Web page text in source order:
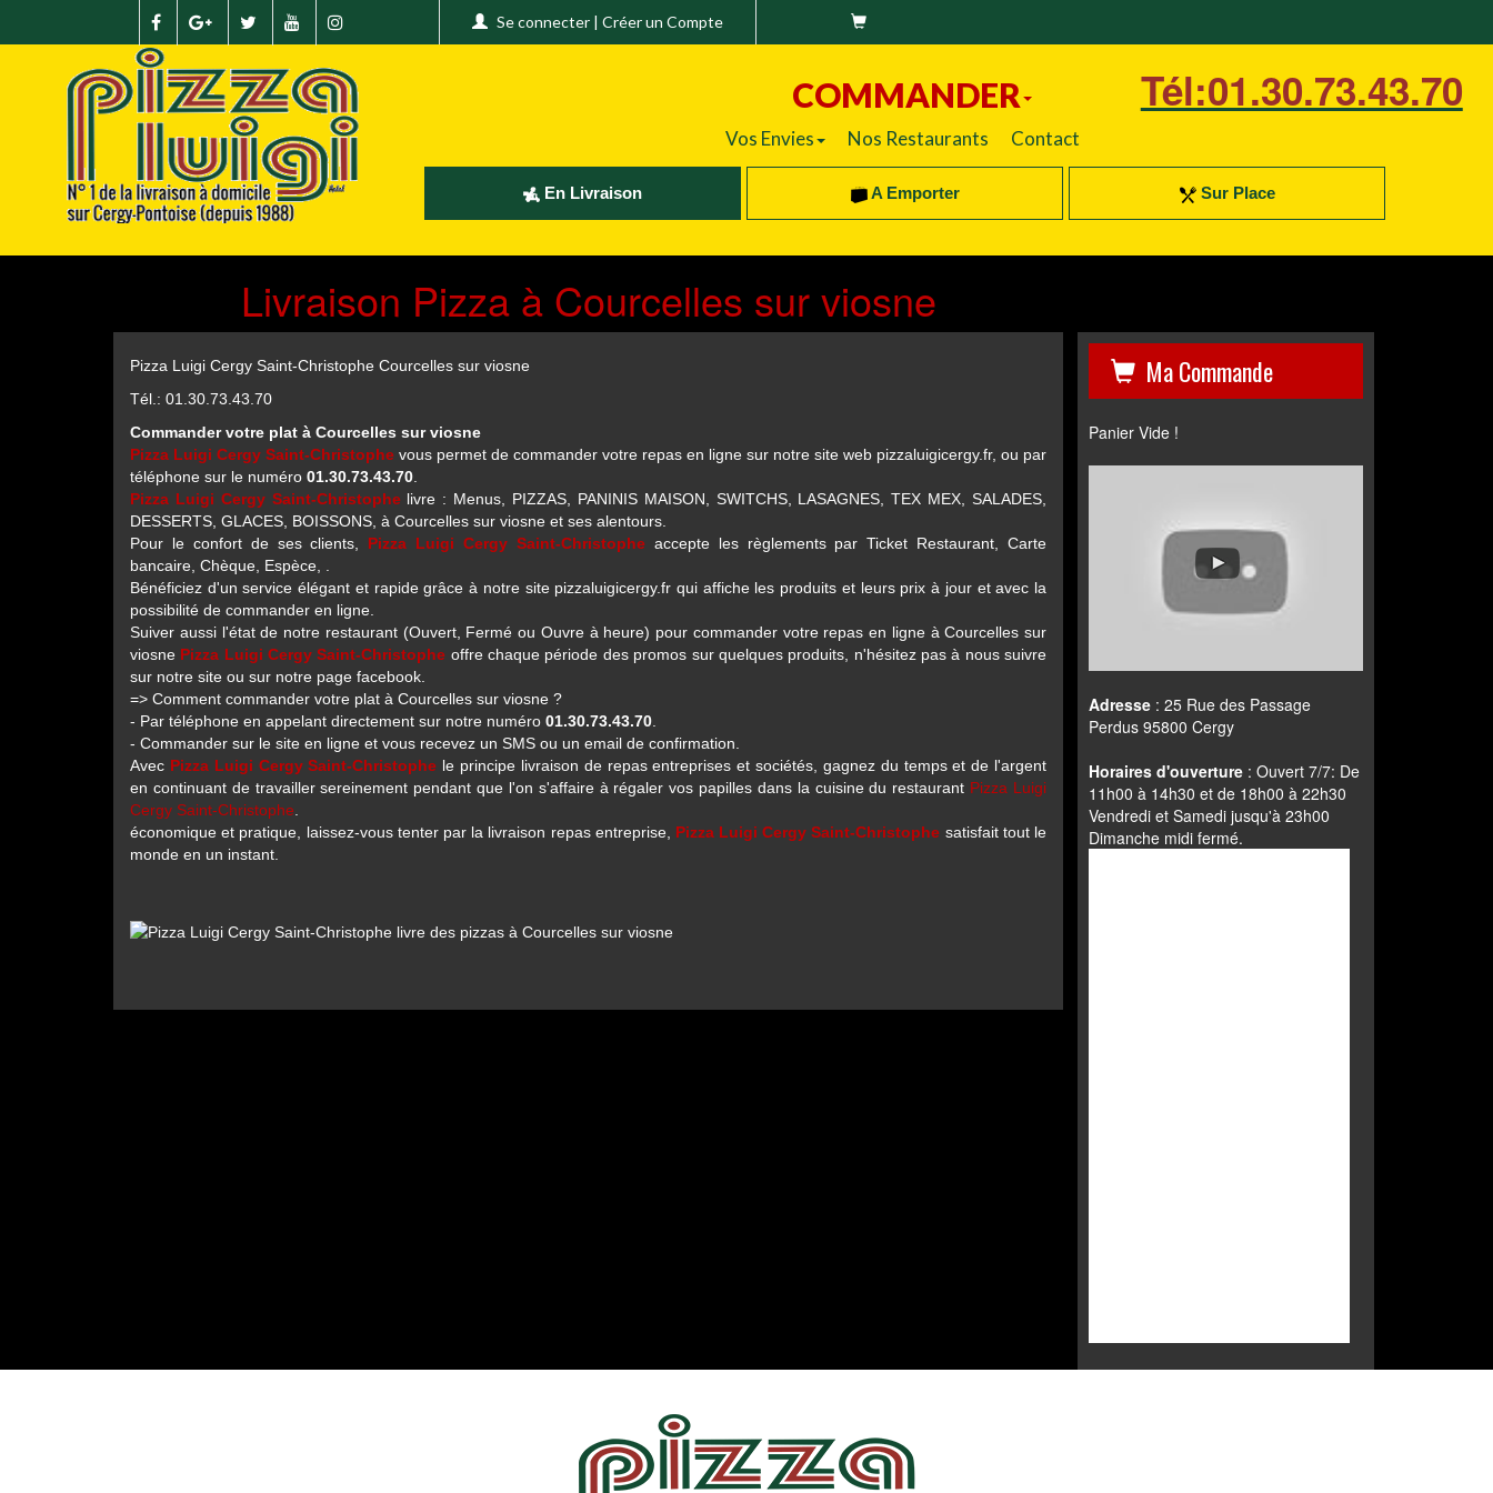
Se connecter| Créer un Compte
COMMANDER
Vos Envies Nos Restaurants Contact
En Livraison A Emporter Sur Place
Tél:01.30.73.43.70
Livraison Pizza à Courcelles sur viosne
Pizza Luigi Cergy Saint-Christophe Courcelles sur viosne
Tél.: 01.30.73.43.70
Commander votre plat à Courcelles sur viosne
Pizza Luigi Cergy Saint-Christophe vous permet de commander votre repas en ligne sur notre site web pizzaluigicergy.fr, ou par
téléphone sur le numéro 01.30.73.43.70
Pizza Luigi Cergy Saint-Christophelivre : Menus, PIZZAS, PANINIS MAISON, SWITCHS, LASAGNES, TEX MEX, SALADES,
DESSERTS, GLACES, BOISSONS, à Courcelles sur viosne et ses alentours.
Pour le confort de ses clients, Pizza Luigi Cergy Saint-Christopheaccepte les règlements par Ticket Restaurant, Carte
bancaire, Chèque, Espèce, .
Bénéficiez d'un service élégant et rapide grâce à notre site pizzaluigicergy.fr qui affiche les produits et leurs prix à jour et avec la
possibilité de commander en ligne.
Suiver aussi l'état de notre restaurant (Ouvert, Fermé ou Ouvre à heure) pour commander votre repas en ligne à Courcelles sur
viosne Pizza Luigi Cergy Saint-Christophe offre chaque période des promos sur quelques produits, n'hésitez pas à nous suivre
sur notre site ou sur notre page facebook.
=> Comment commander votre plat à Courcelles sur viosne ?
- Par téléphone en appelant directement sur notre numéro 01.30.73.43.70
- Commander sur le site en ligne et vous recevez un SMS ou un email de confirmation.
Avec Pizza Luigi Cergy Saint-Christophe le principe livraison de repas entreprises et sociétés, gagnez du temps et de l'argent
en continuant de travailler sereinement pendant que l'on s'affaire à régaler vos papilles dans la cuisine du restaurant Pizza Luigi
Cergy Saint-Christophe
économique et pratique, laissez-vous tenter par la livraison repas entreprise, Pizza Luigi Cergy Saint-Christophe satisfait tout le
monde en un instant.
Ma Commande
Panier Vide !
Adresse : 25 Rue des Passage
Perdus 95800 Cergy
Horaires d'ouverture : Ouvert 7/7: De
11h00 à 14h30 et de 18h00 à 22h30
Vendredi et Samedi jusqu'à 23h00
Dimanche midi fermé.